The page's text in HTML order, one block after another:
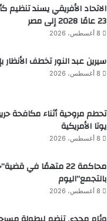
الاتحاد الأفريقي يسند
23 عامًا 2028 إلى مصر
8 أغسطس، 2026
سيرين عبد النور تخطف الأنظار
8 أغسطس، 2026
تحطم مروحية أثناء مكافحة
يوتا الأمريكية
8 أغسطس، 2026
محاكمة 22 متهمًا في
بالتجمع”اليوم
8 أغسطس، 2026